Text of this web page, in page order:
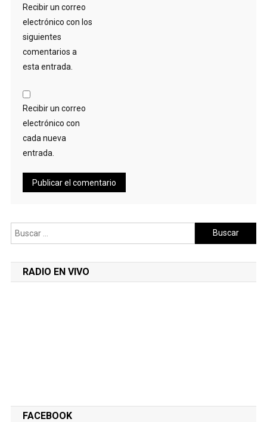
Recibir un correo
electrónico con los
siguientes
comentarios a
esta entrada.
Recibir un correo
electrónico con
cada nueva
entrada.
Buscar:
RADIO EN VIVO
FACEBOOK